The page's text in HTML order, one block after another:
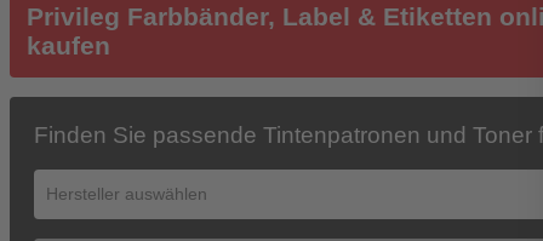
Privileg Farbbänder, Label & Etiketten
kaufen
Finden Sie passende Tintenpatronen und Toner